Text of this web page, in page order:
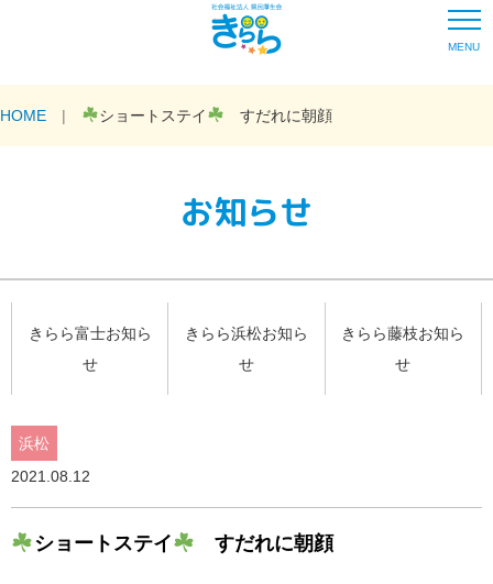
MENU
HOME ショートステイ すだれに朝顔
お知らせ
きらら富士お知ら
せ
きらら浜松お知ら
せ
きらら藤枝お知ら
せ
浜松
2021.08.12
ショートステイ すだれに朝顔